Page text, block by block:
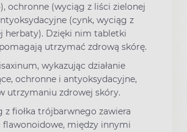
ochronne (wyciąg z liści zielonej
(cynk, wyciąg z
herbaty). Dzięki nim tabletki
utrzymać zdrową skórę.
wykazując działanie
ochronne i antyoksydacyjne,
utrzymaniu zdrowej skóry.
z fiołka trójbarwnego zawiera
flawonoidowe, między innymi